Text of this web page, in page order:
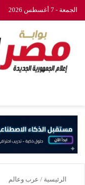
الجمعة - 7 أغسطس 2026
الرئيسية / عرب وعالم